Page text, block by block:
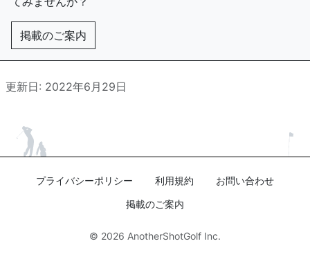
掲載のご案内
更新日: 2022年6月29日
プライバシーポリシー 利用規約
お問い合わせ
掲載のご案内
© 2026 AnotherShotGolf Inc.